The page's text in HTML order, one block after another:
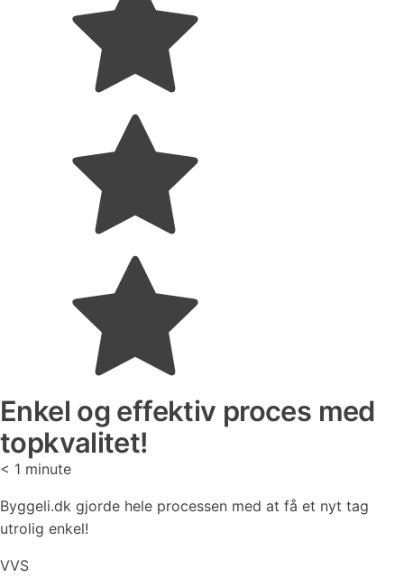
Enkel og effektiv proces med
topkvalitet!
< 1 minute
Byggeli.dk gjorde hele processen med at få et nyt tag
utrolig enkel!
VVS